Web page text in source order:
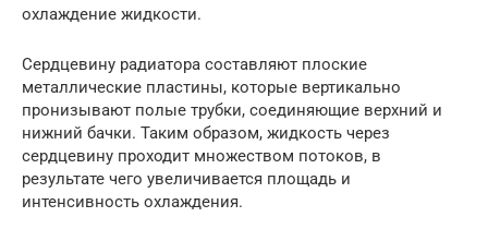
охлаждение жидкости.
Сердцевину радиатора составляют плоские
металлические пластины, которые вертикально
пронизывают полые трубки, соединяющие верхний и
нижний бачки. Таким образом, жидкость через
сердцевину проходит множеством потоков, в
результате чего увеличивается площадь и
интенсивность охлаждения.